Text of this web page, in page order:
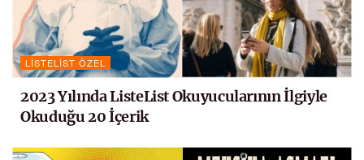
LISTELIST ÖZEL
2023 Yılında ListeList Okuyucularının İlgiyle
Okuduğu 20 İçerik